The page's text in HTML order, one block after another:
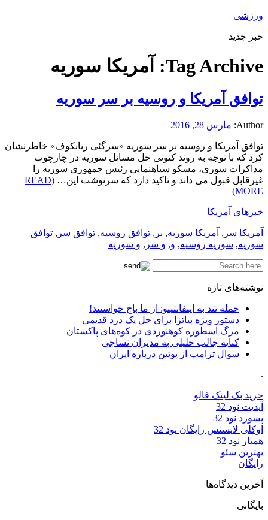
ورزشی
خبر جدید
Tag Archive: آمریکا سوریه
توافق آمریکا و روسیه بر سر سوریه
Author: مارس 28, 2016
توافق آمریکا و روسیه بر سر سوریه «سرگئی ریابکوف» خاطرنشان
کرد که با توجه به روند کنونی حل مسائل سوریه در چارچوب
مذاکرات سوری، مسکو سیاهنمایی رئیس جمهوری سوریه را
غیرقابل قبول می داند و تاکید دارد که سرنوشت این…
(READ
MORE)
خبرهای آمریکا
آمریکا سر , آمریکا سوریه, بر , توافق روسیه, توافق سر , توافق
سوریه, سوریه روسیه, و, و سر , و سوریه
نوشته‌های تازه
حمله تند به اینفانتینو: از ما باج خواستند!
دستور ویژه پیاتزا برای حل یک درد قدیمی
مرگ اسطوره کوهنوردی در کوه‌های پاکستان
کنایه جالب خلیلی به مدیران نساجی
سوال ترامپ از پوتین درباره ایران
.
خرید بک لینک فالو
آپدیت نود 32
پسورد نود 32
اوکلی لایسنس رایگان نود 32
همیار نود 32
بهترین سئو
رایگان
آخرین دیدگاه‌ها
بایگانی